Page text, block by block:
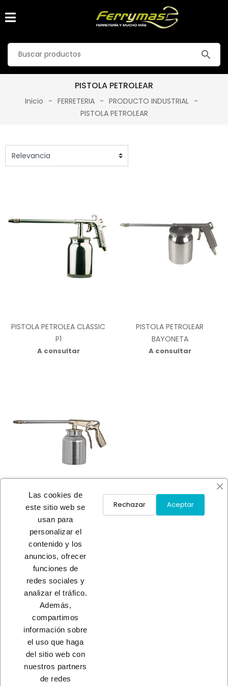
search
PISTOLA PETROLEAR
Inicio FERRETERIA
PRODUCTO INDUSTRIAL
PISTOLA PETROLEAR
PISTOLA PETROLEA CLASSIC
P1
A consultar
PISTOLA PETROLEAR
BAYONETA
A consultar
PISTOLA PETROLEAR
ALUMINIO
A consultar
CONTACTO
Las cookies de
este sitio web se
usan para
personalizar el
contenido y los
anuncios, ofrecer
funciones de
redes sociales y
analizar el tráfico.
Además,
compartimos
información sobre
el uso que haga
del sitio web con
nuestros partners
de redes
Aceptar
Rechazar